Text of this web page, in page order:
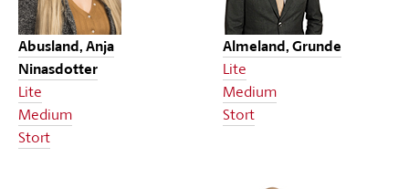
Abusland, Anja
Ninasdotter
Lite
Medium
Stort
Almeland, Grunde
Lite
Medium
Stort